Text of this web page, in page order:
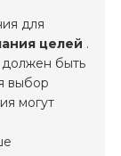
для
целей .
должен быть
выбор
могут